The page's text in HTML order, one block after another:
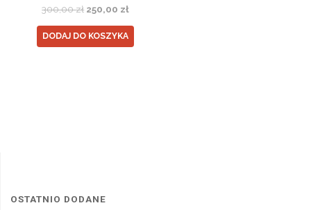
300,00zł Pierwotna
cena
wynosiła:
250,00 złAktualna
cena
DODAJ DO KOSZYKA
OSTATNIO DODANE